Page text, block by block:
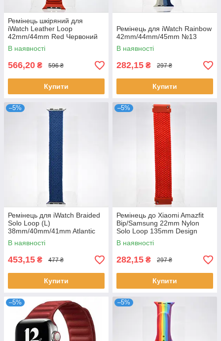
Ремінець шкіряний для
iWatch Leather Loop
42mm/44mm Red Червоний
В наявності
566,20 ₴ 596 ₴
Купити
Ремінець для iWatch Rainbow
42mm/44mm/45mm №13
В наявності
282,15 ₴ 297 ₴
Купити
–5%
Ремінець для iWatch Braided
Solo Loop (L)
38mm/40mm/41mm Atlantic
blue Синій
В наявності
453,15 ₴ 477 ₴
Купити
–5%
Ремінець до Xiaomi Amazfit
Bip/Samsung 22mm Nylon
Solo Loop 135mm Design
Red/Червоний
В наявності
282,15 ₴ 297 ₴
Купити
–5% –5%